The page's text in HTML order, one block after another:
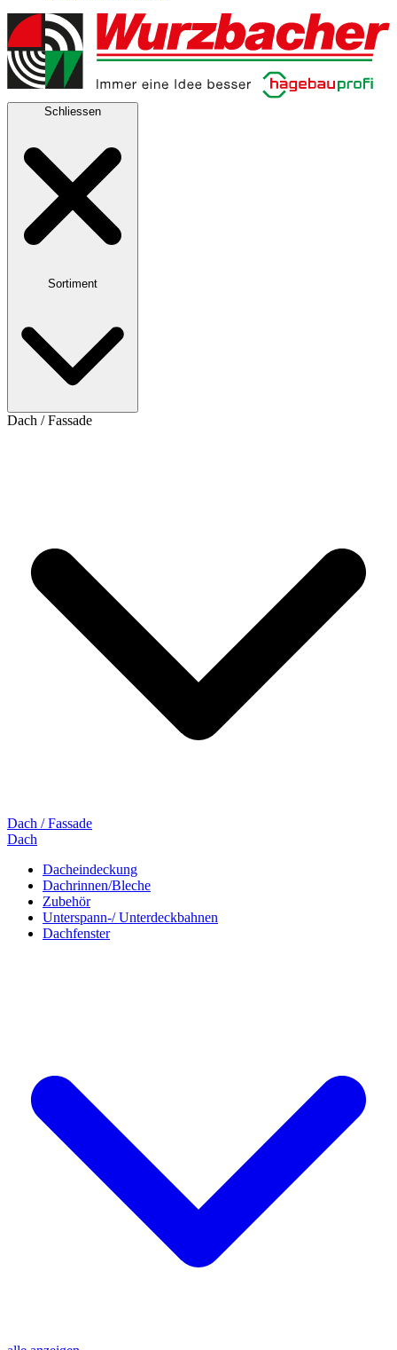
Schliessen
Sortiment
Dach / Fassade
Dach / Fassade
Dach
Dacheindeckung
Dachrinnen/Bleche
Zubehör
Unterspann-/ Unterdeckbahnen
Dachfenster